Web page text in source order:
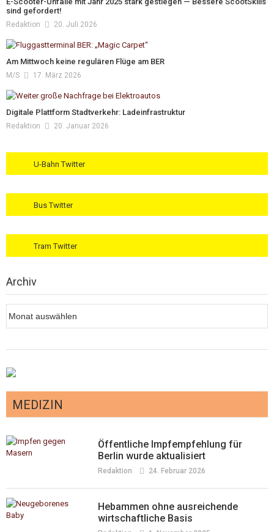
sind gefordert!
Redaktion 20. Juli 2026
Am Mittwoch keine regulären Flüge am BER
M/s 17. März 2026
Digitale Plattform Stadtverkehr: Ladeinfrastruktur
Redaktion 20. Januar 2026
U-Bahn Twitter
Bus Twitter
Tram Twitter
Archiv
MEDIZIN
Öffentliche Impfempfehlung für
Berlin wurde aktualisiert
Redaktion 24. Februar 2026
Hebammen ohne ausreichende
wirtschaftliche Basis